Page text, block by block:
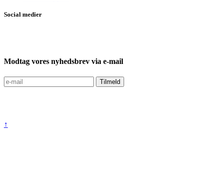
Social medier
Modtag vores nyhedsbrev via e-mail
↑